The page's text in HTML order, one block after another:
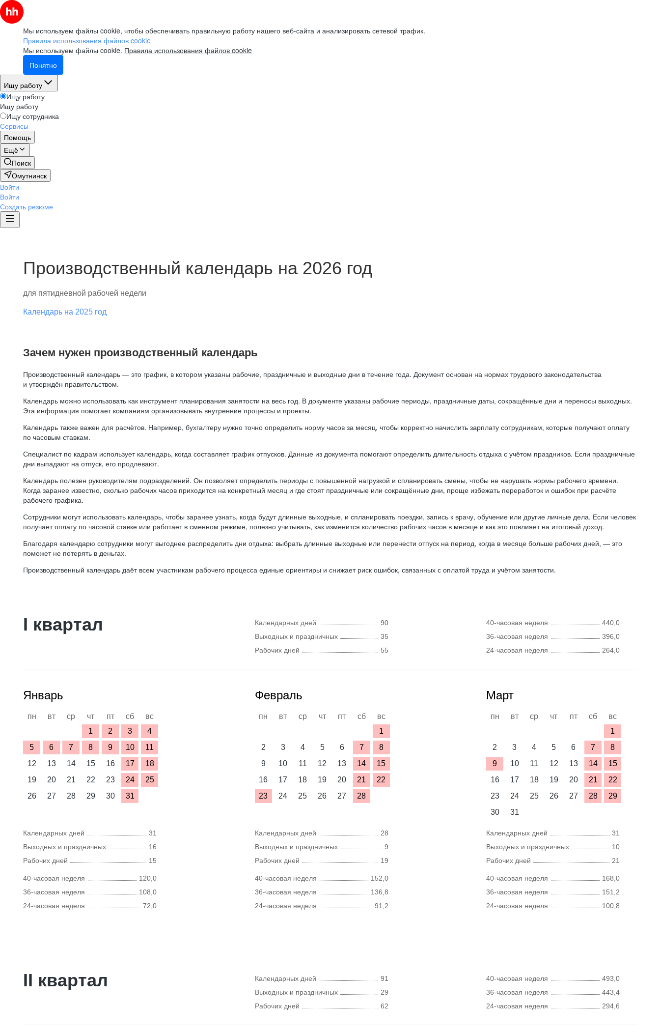
Мы используем файлы cookie, чтобы обеспечивать правильную работу нашего веб-сайта и анализировать сетевой трафик.
Правила использования файлов cookie
Мы используем файлы cookie. Правила использования файлов cookie
Понятно
Ищу работу
Ищу работу
Ищу работу
Ищу сотрудника
Сервисы
Помощь
Ещё
Поиск
Омутнинск
Войти
Войти
Создать резюме
Производственный календарь на 2026 год
для пятидневной рабочей недели
Календарь на 2025 год
Зачем нужен производственный календарь
Производственный календарь — это график, в котором указаны рабочие, праздничные и выходные дни в течение года. Документ основан на нормах трудового законодательства
и утверждён правительством.
Календарь можно использовать как инструмент планирования занятости на весь год. В документе указаны рабочие периоды, праздничные даты, сокращённые дни и переносы выходных.
Эта информация помогает компаниям организовывать внутренние процессы и проекты.
Календарь также важен для расчётов. Например, бухгалтеру нужно точно определить норму часов за месяц, чтобы корректно начислить зарплату сотрудникам, которые получают оплату
по часовым ставкам.
Специалист по кадрам использует календарь, когда составляет график отпусков. Данные из документа помогают определить длительность отдыха с учётом праздников. Если праздничные
дни выпадают на отпуск, его продлевают.
Календарь полезен руководителям подразделений. Он позволяет определить периоды с повышенной нагрузкой и спланировать смены, чтобы не нарушать нормы рабочего времени.
Когда заранее известно, сколько рабочих часов приходится на конкретный месяц и где стоят праздничные или сокращённые дни, проще избежать переработок и ошибок при расчёте
рабочего графика.
Сотрудники могут использовать календарь, чтобы заранее узнать, когда будут длинные выходные, и спланировать поездки, запись к врачу, обучение или другие личные дела. Если человек
получает оплату по часовой ставке или работает в сменном режиме, полезно учитывать, как изменится количество рабочих часов в месяце и как это повлияет на итоговый доход.
Благодаря календарю сотрудники могут выгоднее распределить дни отдыха: выбрать длинные выходные или перенести отпуск на период, когда в месяце больше рабочих дней, — это
поможет не потерять в деньгах.
Производственный календарь даёт всем участникам рабочего процесса единые ориентиры и снижает риск ошибок, связанных с оплатой труда и учётом занятости.
I квартал Календарных дней
90
Выходных и праздничных
35
Рабочих дней
55
40-часовая неделя
440,0
36-часовая неделя
396,0
24-часовая неделя
264,0
Январь
пн вт ср чт пт сб
вс
1
2 3
4
5
6 7 8 9 10
11
12
13 14 15 16 17
18
19
20 21 22 23 24
25
26
27 28 29 30 31
Календарных дней
31
Выходных и праздничных
16
Рабочих дней
15
40-часовая неделя
120,0
36-часовая неделя
108,0
24-часовая неделя
72,0
Февраль
пн вт ср чт пт сб
вс
1
2
3 4 5 6 7
8
9
10 11 12 13 14
15
16
17 18 19 20 21
22
23
24 25 26 27 28
Календарных дней
28
Выходных и праздничных
9
Рабочих дней
19
40-часовая неделя
152,0
36-часовая неделя
136,8
24-часовая неделя
91,2
Март
пн вт ср чт пт сб
вс
1
2
3 4 5 6 7
8
9
10 11 12 13 14
15
16
17 18 19 20 21
22
23
24 25 26 27 28
29
30
31
Календарных дней
31
Выходных и праздничных
10
Рабочих дней
21
40-часовая неделя
168,0
36-часовая неделя
151,2
24-часовая неделя
100,8
II квартал Календарных дней
91
Выходных и праздничных
29
Рабочих дней
62
40-часовая неделя
493,0
36-часовая неделя
443,4
24-часовая неделя
294,6